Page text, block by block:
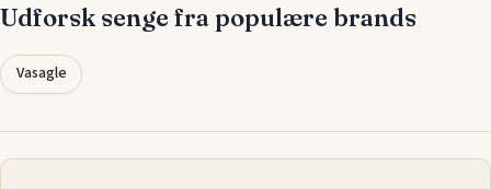
Udforsk senge fra populære brands
Vasagle